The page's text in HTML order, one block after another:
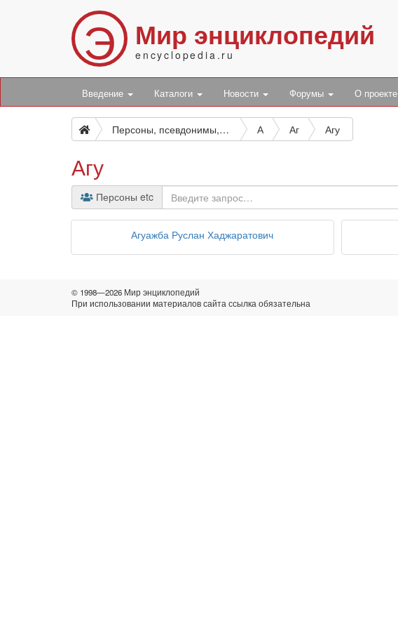
Э Мир энциклопедий
encyclopedia.ru
Введение Каталоги Новости Форумы О проекте
Персоны, псевдонимы, персонажи и боты А Аг Агу
Агу
Персоны etc
Агуажба Руслан Хаджаратович
© 1998—2026 Мир энциклопедий
При использовании материалов сайта ссылка обязательна